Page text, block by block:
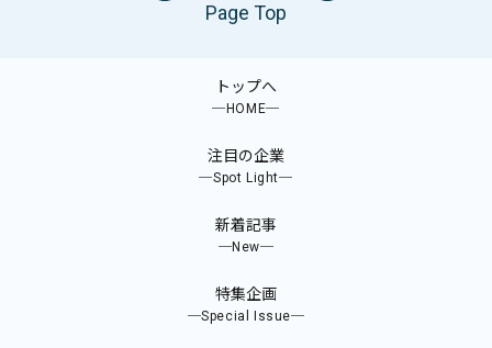
Page Top
トップへ
─HOME─
注目の企業
─Spot Light─
新着記事
─New─
特集企画
─Special Issue─